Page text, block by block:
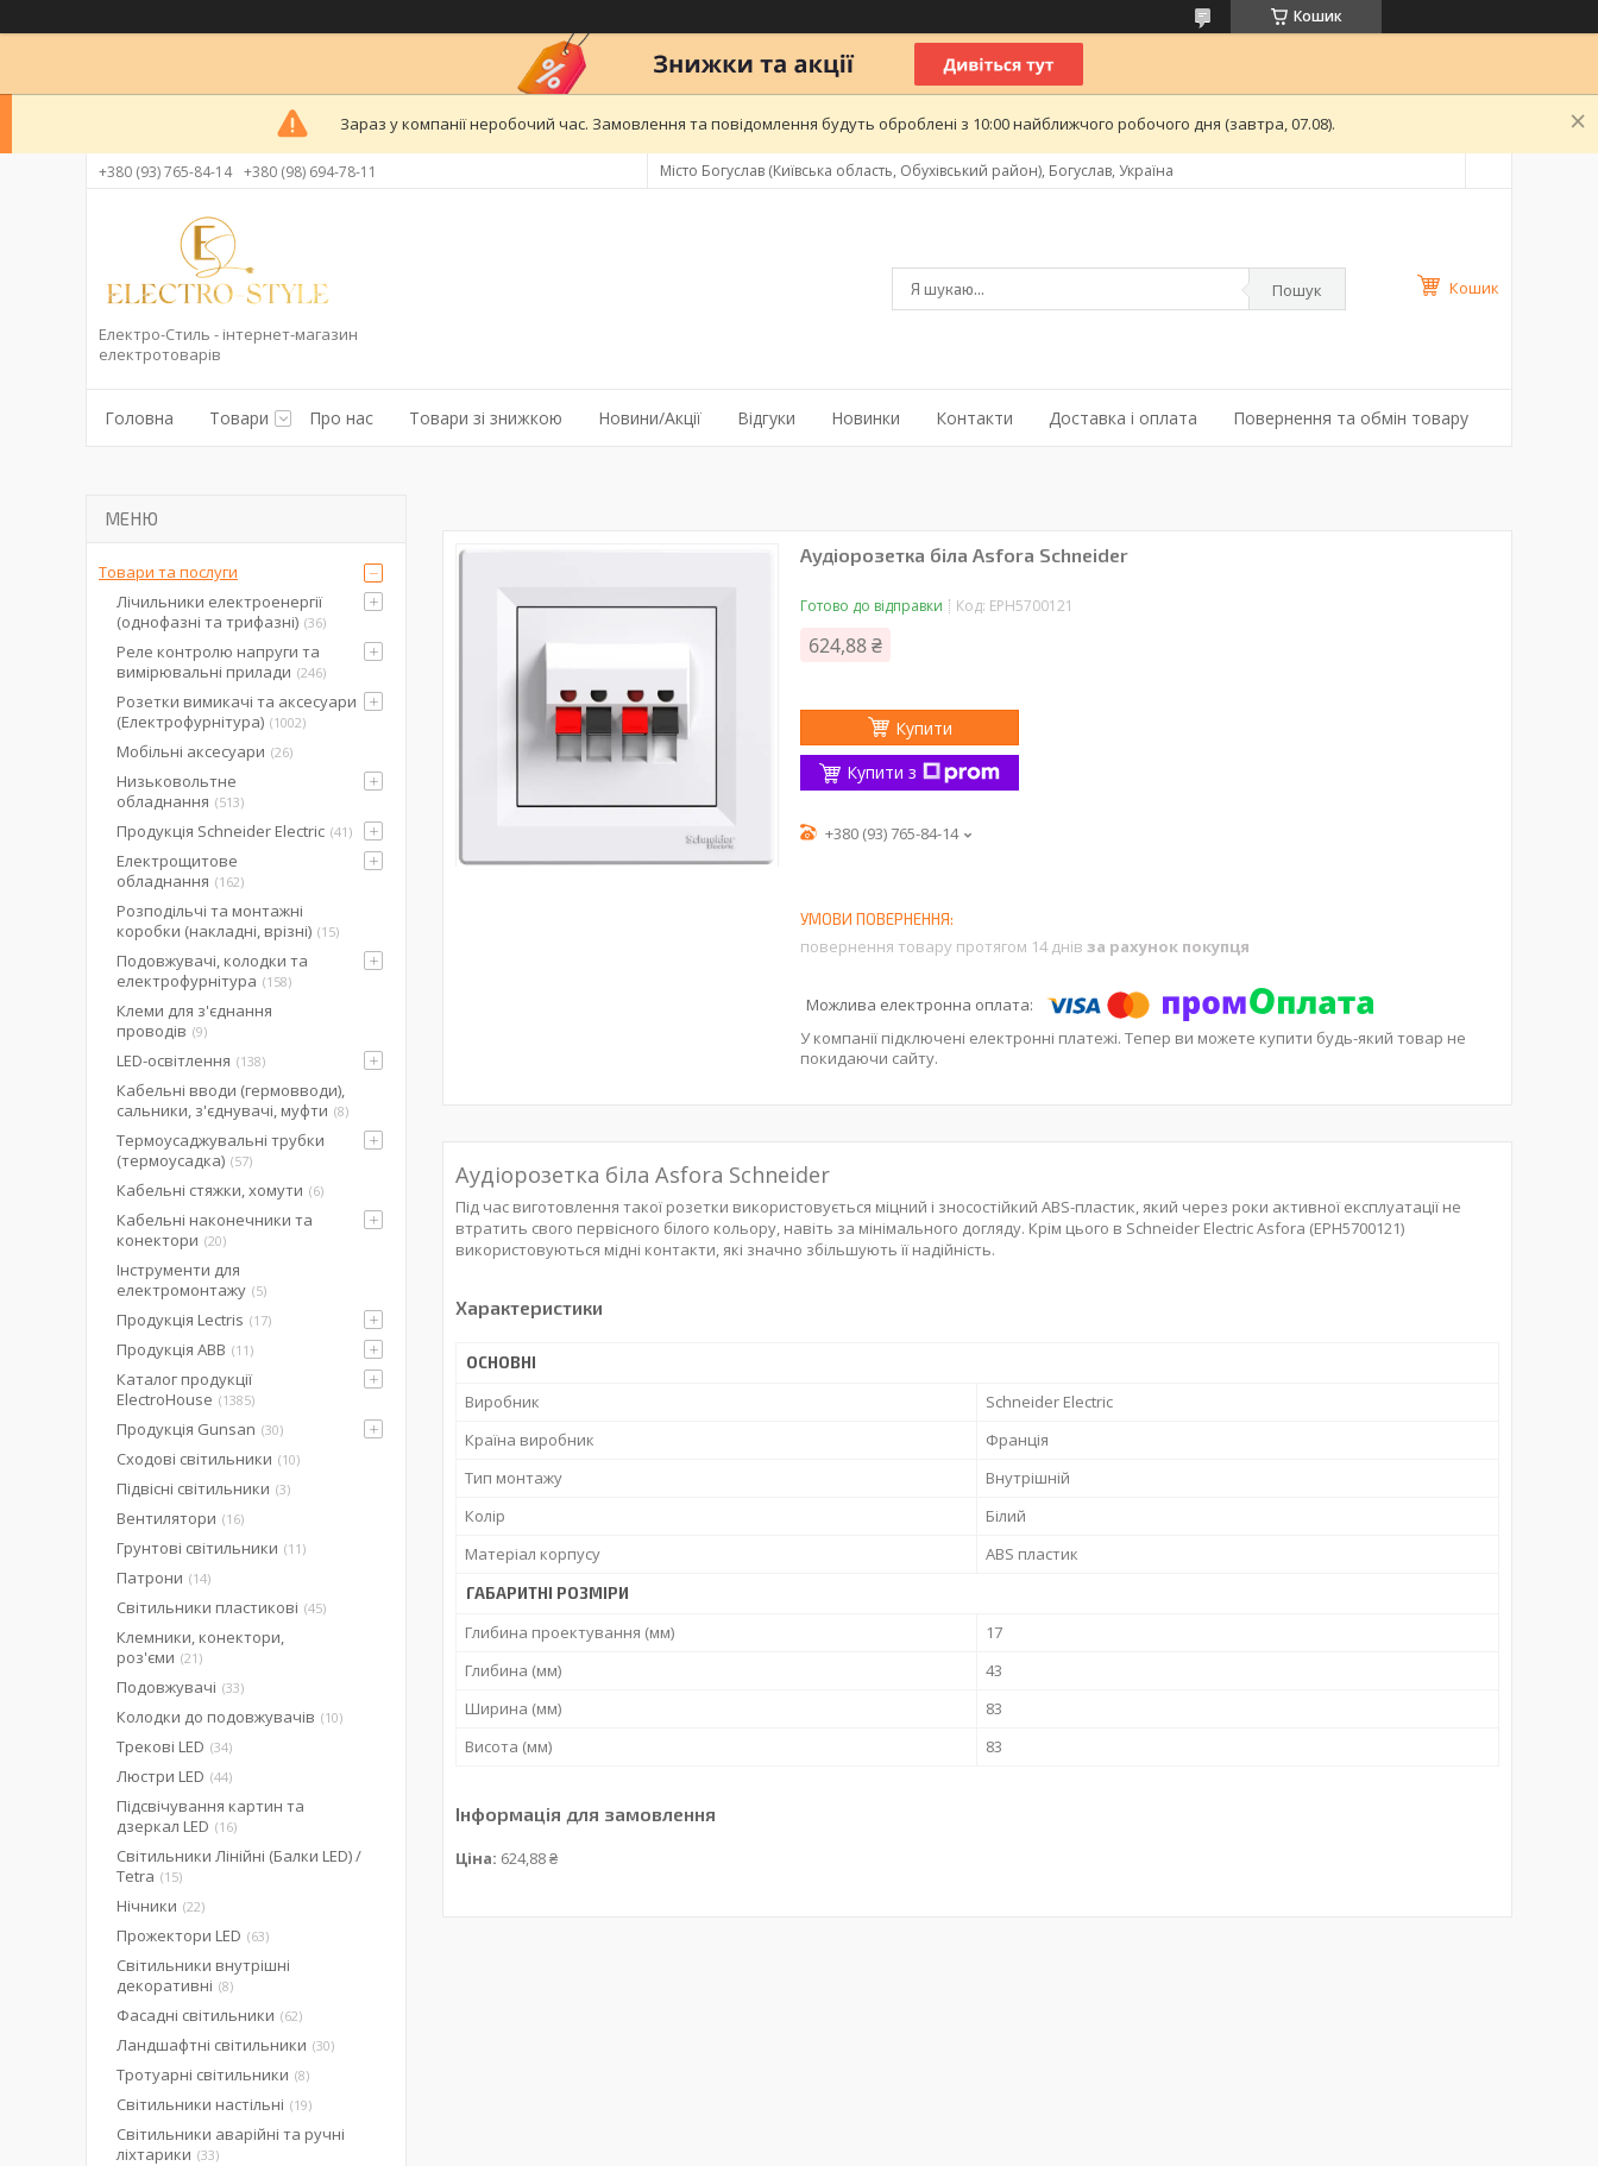
Кошик
Зараз у компанії неробочий час. Замовлення та повідомлення будуть оброблені з 10:00 найближчого робочого дня (завтра, 07.08).
+380 (93) 765-84-14 +380 (98) 694-78-11 Місто Богуслав (Київська область, Обухівський район), Богуслав, Україна
Електро-Стиль - інтернет-магазин
електротоварів
Пошук Кошик
Головна Товари Про нас Товари зі знижкою Новини/Акції Відгуки Новинки Контакти Доставка і оплата Повернення та обмін товару
Аудіорозетка біла Asfora Schneider
Готово до відправки Код: EPH5700121
624,88 ₴
Купити
Купити з
+380 (93) 765-84-14
повернення товару протягом 14 днів за рахунок покупця
У компанії підключені електронні платежі. Тепер ви можете купити будь-який товар не
покидаючи сайту.
Аудіорозетка біла Asfora Schneider
Під час виготовлення такої розетки використовується міцний і зносостійкий ABS-пластик, який через роки активної експлуатації не
втратить свого первісного білого кольору, навіть за мінімального догляду. Крім цього в Schneider Electric Asfora (EPH5700121)
використовуються мідні контакти, які значно збільшують її надійність.
Характеристики
ОСНОВНІ
Виробник
Schneider Electric
Країна виробник
Франція
Тип монтажу
Внутрішній
Колір
Білий
Матеріал корпусу
ABS пластик
ГАБАРИТНІ РОЗМІРИ
Глибина проектування (мм)
17
Глибина (мм)
43
Ширина (мм)
83
Висота (мм)
83
Інформація для замовлення
Ціна: 624,88 ₴
Товари та послуги
Лічильники електроенергії
(однофазні та трифазні) 36
Реле контролю напруги та
вимірювальні прилади 246
Розетки вимикачі та аксесуари
(Електрофурнітура) 1002
Мобільні аксесуари 26
Низьковольтне
обладнання
513
Продукція Schneider Electric 41
Електрощитове
обладнання
162
Розподільчі та монтажні
коробки (накладні, врізні) 15
Подовжувачі, колодки та
електрофурнітура
158
Клеми для з'єднання
проводів 9
LED-освітлення 138
Кабельні вводи (гермовводи),
сальники, з'єднувачі, муфти 8
Термоусаджувальні трубки
(термоусадка) 57
Кабельні стяжки, хомути 6
Кабельні наконечники та
конектори 20
Інструменти для
електромонтажу 5
Продукція Lectris 17
Продукція ABB 11
Каталог продукції
ElectroHouse
1385
Продукція Gunsan 30
Сходові світильники 10
Підвісні світильники 3
Вентилятори 16
Грунтові світильники 11
Патрони 14
Світильники пластикові 45
Клемники, конектори,
роз'єми 21
Подовжувачі 33
Колодки до подовжувачів 10
Трекові LED 34
Люстри LED 44
Підсвічування картин та
дзеркал LED
16
Світильники Лінійні (Балки LED) /
Tetra
15
Нічники 22
Прожектори LED 63
Світильники внутрішні
декоративні 8
Фасадні світильники 62
Ландшафтні світильники 30
Тротуарні світильники 8
Світильники настільні 19
Світильники аварійні та ручні
ліхтарики 33